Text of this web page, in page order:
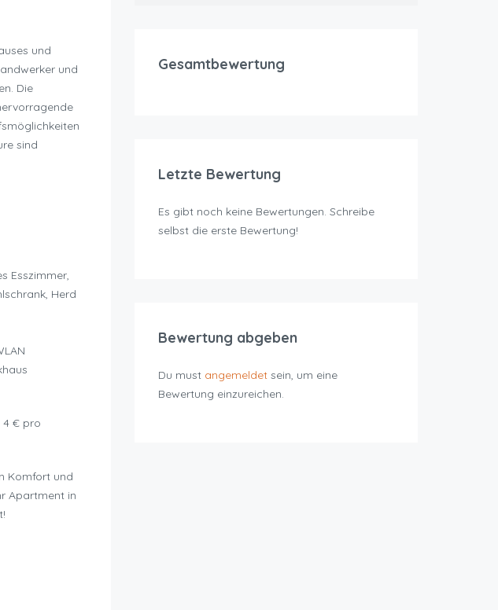
und
und
Die
sind
Esszimmer,
Herd
4 € pro
Komfort und
Apartment in
Gesamtbewertung
Letzte Bewertung
Es gibt noch keine Bewertungen. Schreibe
selbst die erste Bewertung!
Bewertung abgeben
Du must angemeldet sein, um eine
Bewertung einzureichen.